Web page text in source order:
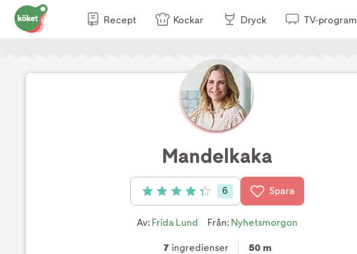
Recept Kockar Dryck TV-program
Mandelkaka
Betyg: 4.3 av 5 (6 röster)
6 Spara
Av: Frida Lund Från: Nyhetsmorgon
7 ingredienser 50 m